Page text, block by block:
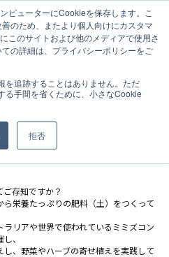
ピューターにCookieを保存します。こ
のため、またより個人向けにカスタマ
このサイトおよび他のメディアで使用さ
の詳細は、プライバシーポリシーをご
を追跡することはありません。ただ
る手間を省くために、小さなCookie
拒否
月1日（土）にグリー
クショップを開催！
存知ですか？
栄養たっぷりの肥料（土）をつくって
ラリアや世界で使われているミミズコン
、
、野菜やハーブの寄せ植えを実践して